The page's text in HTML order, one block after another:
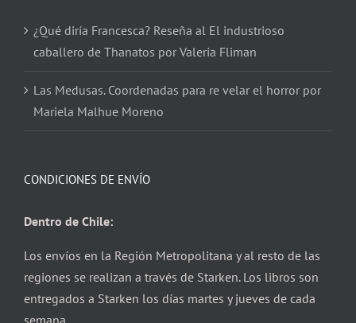
¿Qué diría Francesca? Reseña al El industrioso
caballero de Thanatos por Valeria Fliman
Las Medusas. Coordenadas para re velar el horror por
Mariela Malhue Moreno
CONDICIONES DE ENVÍO
Dentro de Chile:
Los envíos en la Región Metropolitana y al resto de las
regiones se realizan a través de Starken. Los libros son
entregados a Starken los días martes y jueves de cada
semana.